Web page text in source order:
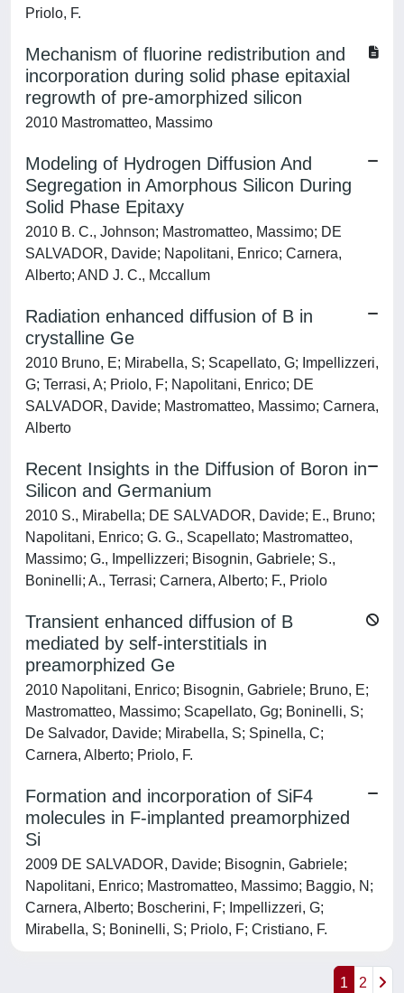
Priolo, F.
Mechanism of fluorine redistribution and
incorporation during solid phase epitaxial
regrowth of pre-amorphized silicon
2010 Mastromatteo, Massimo
Modeling of Hydrogen Diffusion And
Segregation in Amorphous Silicon During
Solid Phase Epitaxy
2010 B. C., Johnson; Mastromatteo, Massimo; DE
SALVADOR, Davide; Napolitani, Enrico; Carnera,
Alberto; AND J. C., Mccallum
Radiation enhanced diffusion of B in
crystalline Ge
2010 Bruno, E; Mirabella, S; Scapellato, G; Impellizzeri,
G; Terrasi, A; Priolo, F; Napolitani, Enrico; DE
SALVADOR, Davide; Mastromatteo, Massimo; Carnera,
Alberto
Recent Insights in the Diffusion of Boron in
Silicon and Germanium
2010 S., Mirabella; DE SALVADOR, Davide; E., Bruno;
Napolitani, Enrico; G. G., Scapellato; Mastromatteo,
Massimo; G., Impellizzeri; Bisognin, Gabriele; S.,
Boninelli; A., Terrasi; Carnera, Alberto; F., Priolo
Transient enhanced diffusion of B
mediated by self-interstitials in
preamorphized Ge
2010 Napolitani, Enrico; Bisognin, Gabriele; Bruno, E;
Mastromatteo, Massimo; Scapellato, Gg; Boninelli, S;
De Salvador, Davide; Mirabella, S; Spinella, C;
Carnera, Alberto; Priolo, F.
Formation and incorporation of SiF4
molecules in F-implanted preamorphized
Si
2009 DE SALVADOR, Davide; Bisognin, Gabriele;
Napolitani, Enrico; Mastromatteo, Massimo; Baggio, N;
Carnera, Alberto; Boscherini, F; Impellizzeri, G;
Mirabella, S; Boninelli, S; Priolo, F; Cristiano, F.
1 2